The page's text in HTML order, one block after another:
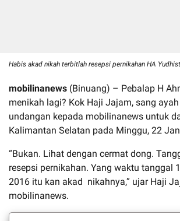
Habis akad nikah terbitlah resepsi pernikahan HA
mobilinanews (Binuang) – Pebalap H
menikah lagi? Kok Haji Jajam, sang
undangan kepada mobilinanews untuk
Kalimantan Selatan pada Minggu, 22
“Bukan. Lihat dengan cermat dong.
resepsi pernikahan. Yang waktu tanggal
2016 itu kan akad nikahnya,” ujar Haji
mobilinanews.